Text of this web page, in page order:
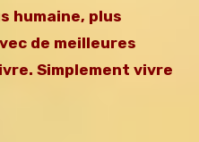
humaine, plus
de meilleures
Simplement vivre